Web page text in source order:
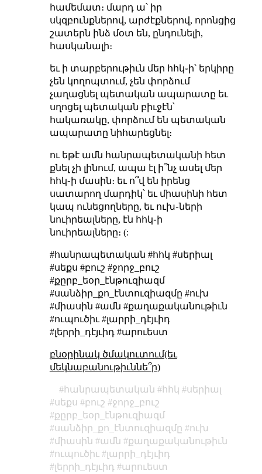
համեմատ։ մարդ ա՝ իր
սկզբունքներով, արժէքներով, որոնցից
շատերն ինձ մօտ են, ընդունելի,
հասկանալի։
եւ ի տարբերութիւն մեր հհկ֊ի՝ երկիրը
չեն կողոպտում, չեն փորձում
չաղացնել պետական ապարատը եւ
սղոցել պետական բիւջէն՝
հակառակը, փորձում են պետական
ապարատը նիհարեցնել։
ու եթէ ամն հանրապետականի հետ
քնել չի լինում, ապա էլ ի՞նչ ասել մեր
հհկ֊ի մասին։ եւ ո՞վ են իրենց
սատարող մարդիկ՝ եւ միասինի հետ
կապ ունեցողները, եւ ուխ֊ների
նուիրեալները, էն հհկ֊ի
նուիրեալները։ (:
#հանրապետական #հհկ #սերիալ
#սեքս #բուշ #ջորջ_բուշ
#քըրբ_եօր_էնթուզիազմ
#սանձիր_քո_էնտուզիազմը #ուխ
#միասին #ամն #քաղաքականութիւն
#ուպուծիւ #լարրի_դէյւիդ
#լերրի_դէյւիդ #արուեստ
բնօրինակ ծմակուտում(եւ
մեկնաբանութիւննե՞ր)
հանրապետական հհկ
սերիալ
սեքս
բուշ
ջորջ_բուշ
քըրբ_եօր_էնթուզիազմ
սանձիր_քո_էնտուզիազմը
ուխ
միասին
ամն
քաղաքականութիւն
ուպուծիւ
լարրի_դէյւիդ
լերրի_դէյւիդ
արուեստ